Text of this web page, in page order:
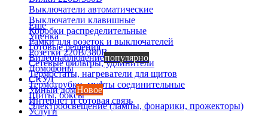
Выключатели автоматические
Выключатели клавишные
Коробки распределительные
Рамки для розеток и выключателей
Розетки 220В/380В
Сетевые фильтры, удлинители
Термостаты, нагреватели для щитов
Термотрубки, муфты соединительные
Щиты, боксы
Электроосвещение (лампы, фонарики, прожекторы)
Еще
Уценка
Готовые решения
Видеонаблюдениепопулярно
Домофоны
СКУД
Умный домНовое
Интернет и сотовая связь
Услуги